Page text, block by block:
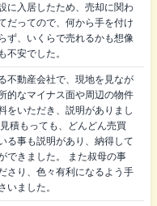
に入居したため、売却に関わ
だってので、何から手を付け
ず、いくらで売れるかも想像
不安でした。
不動産会社で、現地を見なが
的なマイナス面や周辺の物件
をいただき、説明がありまし
積もっても、どんどん売買
る事も説明があり、納得して
できました。 また叔母の事
さり、色々有利になるよう手
いました。